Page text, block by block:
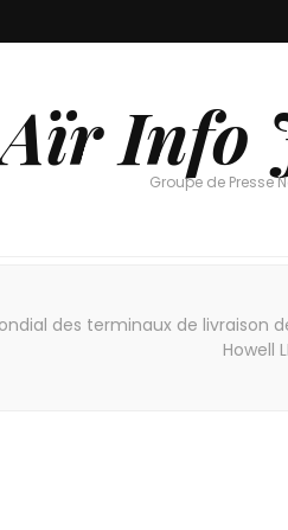
Aïr Info
Groupe de Presse
des terminaux de livraison
Howell